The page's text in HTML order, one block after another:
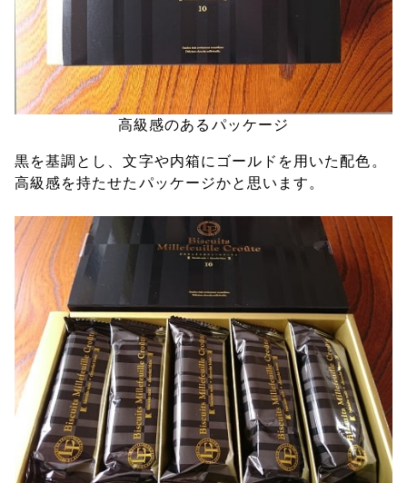
高級感のあるパッケージ
黒を基調とし、文字や内箱にゴールドを用いた配色。
高級感を持たせたパッケージかと思います。